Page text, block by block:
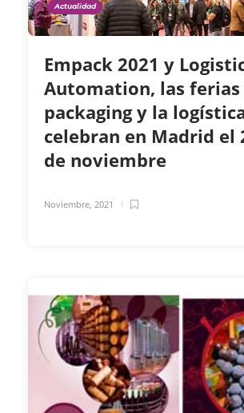
Actualidad
Empack 2021 y
Automation, las ferias
packaging y la
celebran en Madrid el
de noviembre
Noviembre, 2021